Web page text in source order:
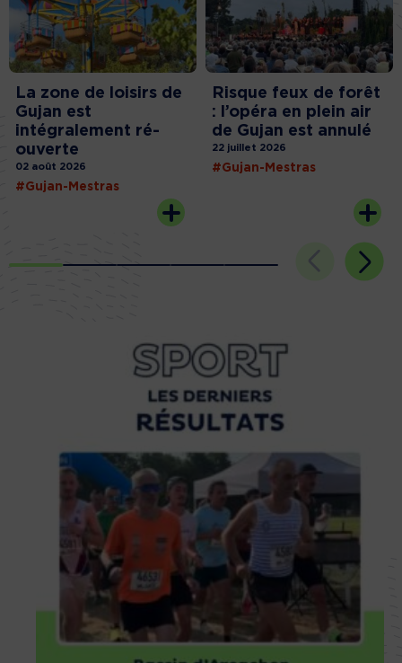
La zone de loisirs de
Gujan est
intégralement ré-
ouverte
02 août 2026
#Gujan-Mestras
Risque feux de forêt
: l’opéra en plein air
de Gujan est annulé
22 juillet 2026
#Gujan-Mestras